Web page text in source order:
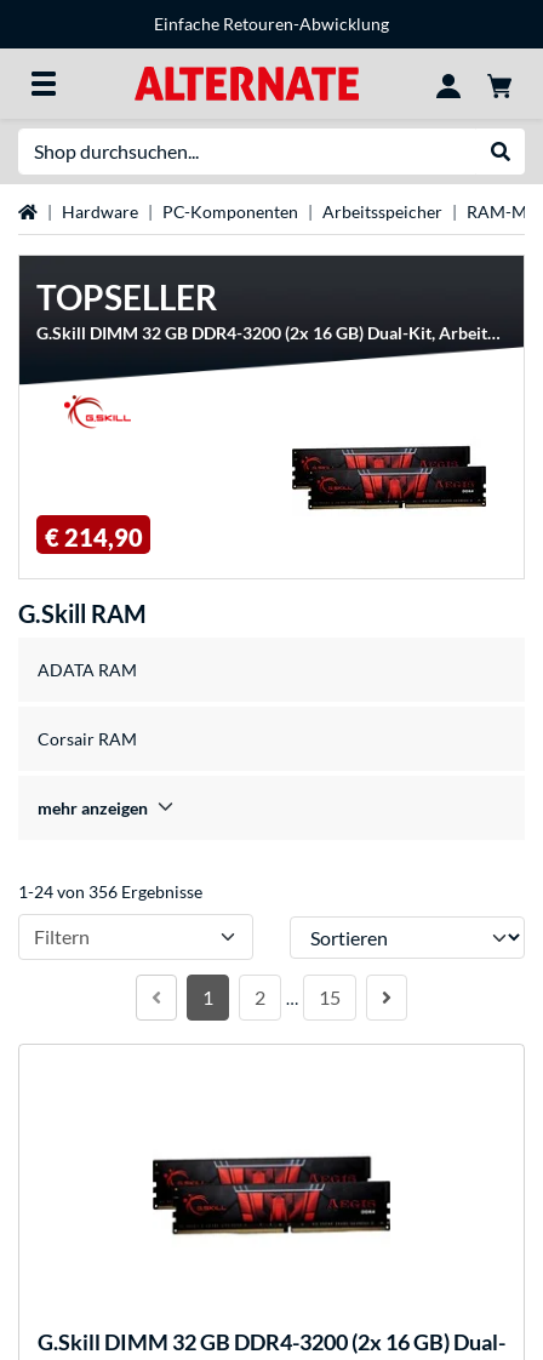
Einfache Retouren-Abwicklung
StartseiteHardware PC-Komponenten Arbeitsspeicher RAM-
TOPSELLER
G.Skill DIMM 32 GB DDR4-3200 (2x 16 GB) Dual-Kit, Arbeitsspeicher
€ 214,90
G.Skill RAM
ADATA RAM
Corsair RAM
mehr anzeigen
1-24 von 356 Ergebnisse
Filtern Sortieren
1 2 … 15
G.Skill DIMM 32 GB DDR4-3200 (2x 16 GB) Dual-